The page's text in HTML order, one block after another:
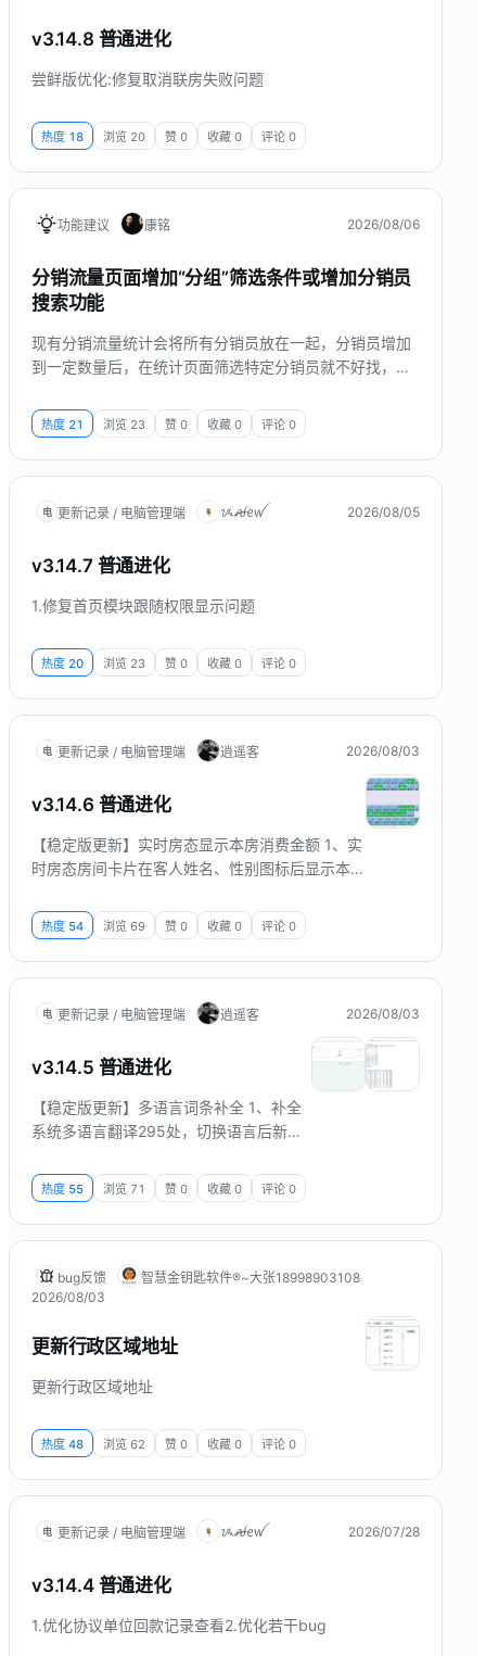
v3.14.8 普通进化
尝鲜版优化:修复取消联房失败问题
热度 18 浏览 20 赞 0 收藏 0 评论 0
功能建议 康铭 2026/08/06
分销流量页面增加“分组”筛选条件或增加分销员
搜索功能
现有分销流量统计会将所有分销员放在一起，分销员增加
到一定数量后，在统计页面筛选特定分销员就不好找，曾
能有效解决这个问题
热度 21 浏览 23 赞 0 收藏 0 评论 0
电 更新记录 / 电脑管理端 ᝰꫛꫀꪝ 2026/08/05
v3.14.7 普通进化
1.修复首页模块跟随权限显示问题
热度 20 浏览 23 赞 0 收藏 0 评论 0
电 更新记录 / 电脑管理端 逍遥客 2026/08/03
v3.14.6 普通进化
【稳定版更新】实时房态显示本房消费金额 1、实
时房态房间卡片在客人姓名、性别图标后显示本房
热度 54 浏览 69 赞 0 收藏 0 评论 0
电 更新记录 / 电脑管理端 逍遥客 2026/08/03
v3.14.5 普通进化
【稳定版更新】多语言词条补全 1、补全
系统多语言翻译295处，切换语言后新增
覆盖景区门票、经营报表、会员分析、门
锁制卡、侧栏应用中心等近期新增界面文
字，减少外文环境下仍显示中文的情况。
热度 55 浏览 71 赞 0 收藏 0 评论 0
bug反馈
智慧金钥匙软件®~大张18998903108
2026/08/03
更新行政区域地址
更新行政区域地址
热度 48 浏览 62 赞 0 收藏 0 评论 0
电 更新记录 / 电脑管理端 ᝰꫛꫀꪝ 2026/07/28
v3.14.4 普通进化
1.优化协议单位回款记录查看2.优化若干bug